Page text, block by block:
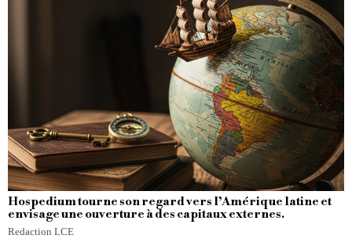
Hospedium tourne son regard vers l’Amérique latine et
envisage une ouverture à des capitaux externes.
Redaction LCE